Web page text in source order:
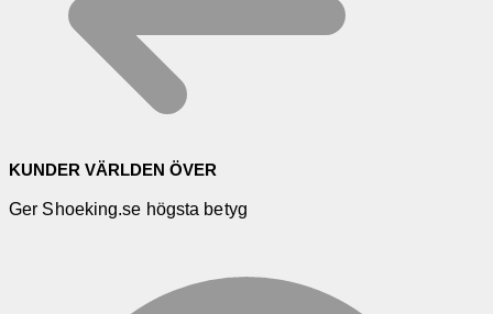
KUNDER VÄRLDEN ÖVER
Ger Shoeking.se högsta betyg